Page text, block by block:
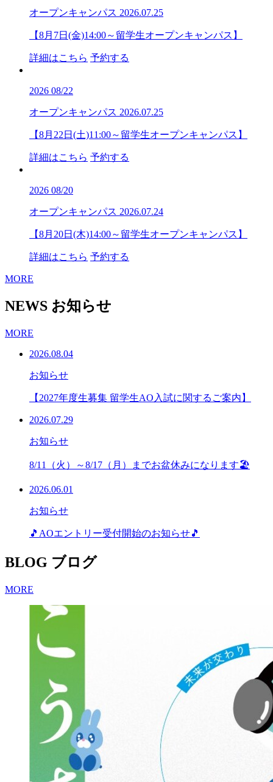
オープンキャンパス 2026.07.25
【8月7日(金)14:00～留学生オープンキャンパス】
詳細はこちら 予約する
2026 08/22
オープンキャンパス 2026.07.25
【8月22日(土)11:00～留学生オープンキャンパス】
詳細はこちら 予約する
2026 08/20
オープンキャンパス 2026.07.24
【8月20日(木)14:00～留学生オープンキャンパス】
詳細はこちら 予約する
MORE
NEWS お知らせ
MORE
2026.08.04
お知らせ
【2027年度生募集 留学生AO入試に関するご案内】
2026.07.29
お知らせ
8/11（火）～8/17（月）までお盆休みになります🏖
2026.06.01
お知らせ
🎵AOエントリー受付開始のお知らせ🎵
BLOG ブログ
MORE